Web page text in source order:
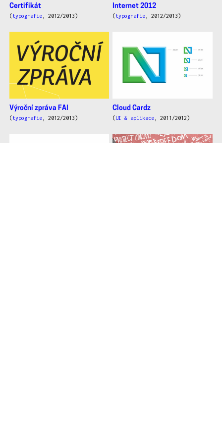
Certifikát
( typografie, 2012/2013)
Internet 2012
( typografie , 2012/2013)
Výroční zpráva FAI
(typografie, 2012/2013)
Cloud Cardz
(UI & aplikace , 2011/2012)